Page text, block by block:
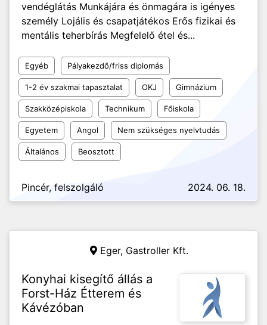
vendéglátás Munkájára és önmagára is igényes
személy Lojális és csapatjátékos Erős fizikai és
mentális teherbírás Megfelelő étel és...
Egyéb Pályakezdő/friss diplomás
1-2 év szakmai tapasztalat OKJ Gimnázium
Szakközépiskola Technikum Főiskola
Egyetem Angol Nem szükséges nyelvtudás
Általános Beosztott
Pincér, felszolgáló 2024. 06. 18.
Eger, Gastroller Kft.
Konyhai kisegítő állás a
Forst-Ház Étterem és
Kávézóban